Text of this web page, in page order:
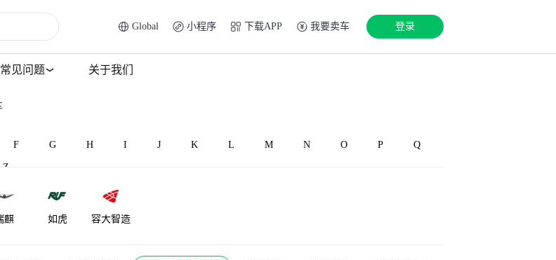
Global 小程序 下载APP 我要卖车 登录
常见问题 关于我们
F G H I J K L M N O P Q
Z
麒 如虎 容大智造